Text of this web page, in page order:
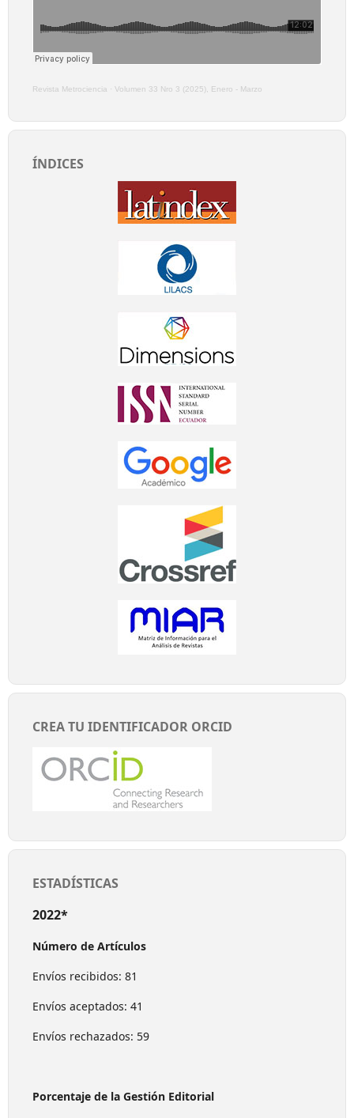
Revista Metrociencia · Volumen 33 Nro 3 (2025), Enero - Marzo
ÍNDICES
CREA TU IDENTIFICADOR ORCID
ESTADÍSTICAS
2022*
Número de Artículos
Envíos recibidos: 81
Envíos aceptados: 41
Envíos rechazados: 59
Porcentaje de la Gestión Editorial